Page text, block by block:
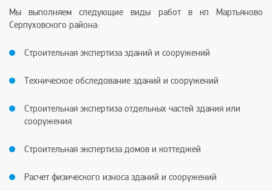
Мы выполняем следующие виды работ в кп Мартьяново
Серпуховского района:
Строительная экспертиза зданий и сооружений
Техническое обследование зданий и сооружений
Строительная экспертиза отдельных частей здания или
сооружения
Строительная экспертиза домов и коттеджей
Расчет физического износа зданий и сооружений